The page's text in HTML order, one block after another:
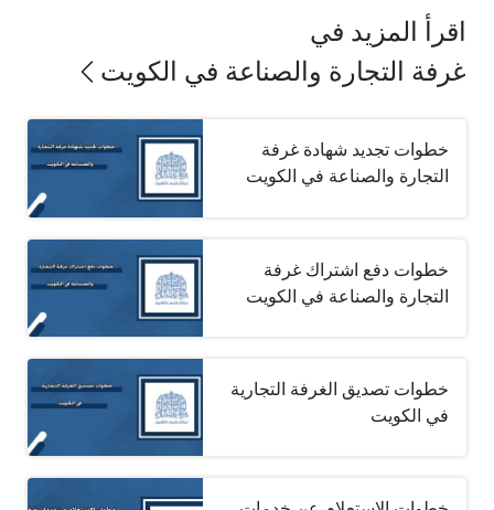
اقرأ المزيد في
غرفة التجارة والصناعة في الكويت
خطوات تجديد شهادة غرفة
التجارة والصناعة في الكويت
خطوات دفع اشتراك غرفة
التجارة والصناعة في الكويت
خطوات تصديق الغرفة التجارية
في الكويت